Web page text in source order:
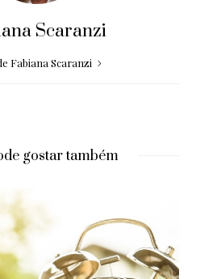
Scaranzi
Fabiana Scaranzi
gostar também